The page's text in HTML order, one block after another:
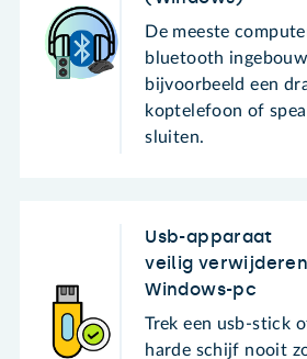
De meeste
bluetooth
bijvoorbeeld een
koptelefoon of
sluiten.
Usb-apparaat
veilig
Windows-pc
Trek een usb-stick
harde schijf nooit